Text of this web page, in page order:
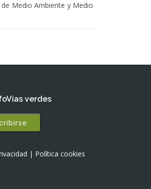
Medio Ambiente y Medio
verdes
| Política cookies